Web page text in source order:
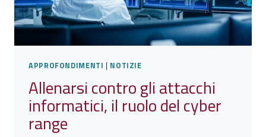
APPROFONDIMENTI | NOTIZIE
Allenarsi contro gli attacchi
informatici, il ruolo del cyber
range